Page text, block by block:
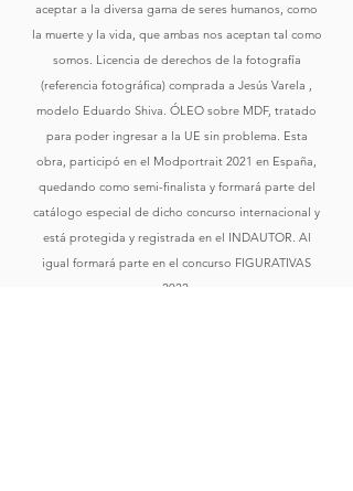
aceptar a la diversa gama de seres humanos, como
la muerte y la vida, que ambas nos aceptan tal como
somos. Licencia de derechos de la fotografía
(referencia fotográfica) comprada a Jesús Varela ,
modelo Eduardo Shiva. ÓLEO sobre MDF, tratado
para poder ingresar a la UE sin problema. Esta
obra, participó en el Modportrait 2021 en España,
quedando como semi-finalista y formará parte del
catálogo especial de dicho concurso internacional y
está protegida y registrada en el INDAUTOR. Al
igual formará parte en el concurso FIGURATIVAS
2022.